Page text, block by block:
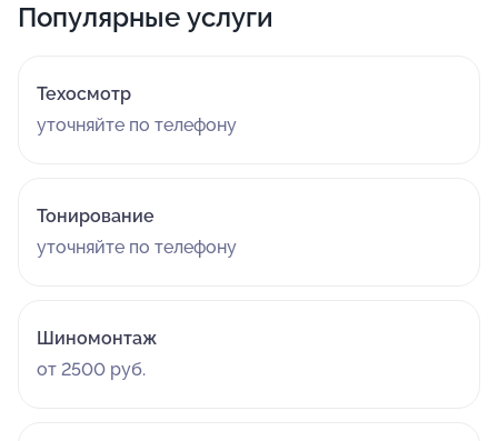
Популярные услуги
Техосмотр
уточняйте по телефону
Тонирование
уточняйте по телефону
Шиномонтаж
от 2500 руб.